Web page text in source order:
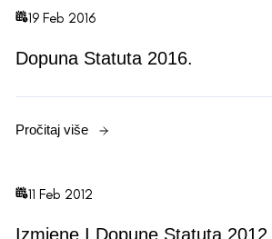
19 Feb 2016
Dopuna Statuta 2016.
Pročitaj više
11 Feb 2012
Izmjene I Dopune Statuta 2012.